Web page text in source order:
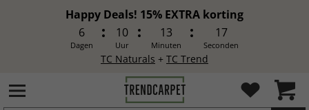
Happy Deals! 15% EXTRA korting
6
Dagen
10
Uur
13
Minuten
15
Seconden
TC Naturals + TC Trend